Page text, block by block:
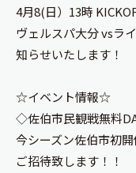
4月8(日） 13時
ヴェルスパ大分vsラ
知らせいたします！
☆イベント情報☆
◇佐伯市民観戦無料
今シーズン佐伯市初
ご招待致します！！